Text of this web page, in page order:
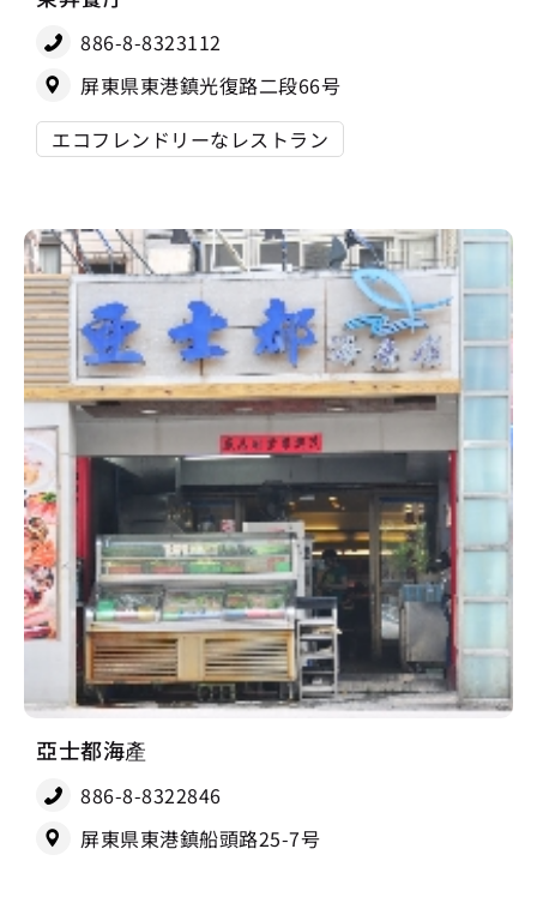
886-8-8323112
屏東県東港鎮光復路二段66号
エコフレンドリーなレストラン
亞士都海產
886-8-8322846
屏東県東港鎮船頭路25-7号